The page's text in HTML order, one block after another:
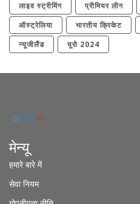
लाइव स्ट्रीमिंग
प्रीमियर लीग
ऑस्ट्रेलिया
भारतीय क्रिकेट
न्यूजीलैंड
यूरो 2024
मेन्यू
हमारे बारे में
सेवा नियम